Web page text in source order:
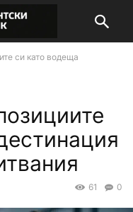
си като водеща
0
61